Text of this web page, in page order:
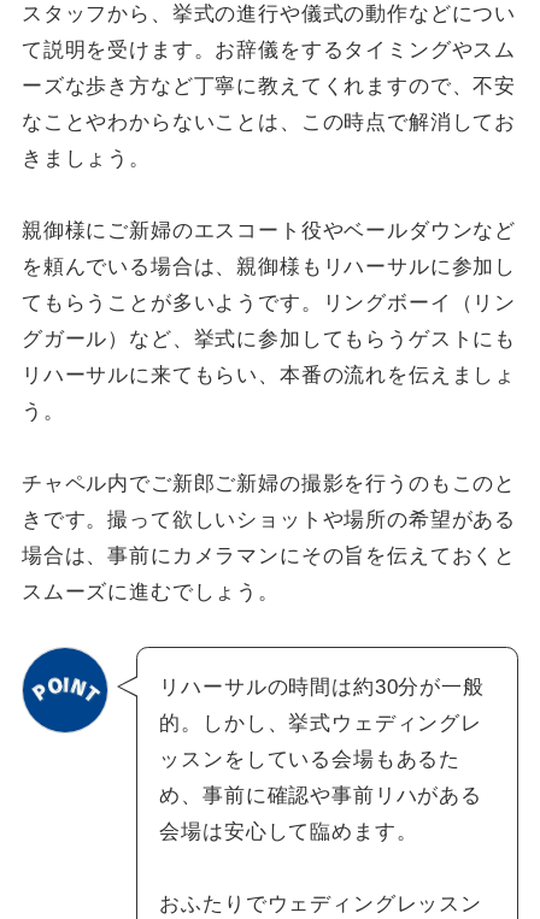
スタッフから、挙式の進行や儀式の動作などについ
て説明を受けます。お辞儀をするタイミングやスム
ーズな歩き方など丁寧に教えてくれますので、不安
なことやわからないことは、この時点で解消してお
きましょう。
親御様にご新婦のエスコート役やベールダウンなど
を頼んでいる場合は、親御様もリハーサルに参加し
てもらうことが多いようです。リングボーイ（リン
グガール）など、挙式に参加してもらうゲストにも
リハーサルに来てもらい、本番の流れを伝えましょ
う。
チャペル内でご新郎ご新婦の撮影を行うのもこのと
きです。撮って欲しいショットや場所の希望がある
場合は、事前にカメラマンにその旨を伝えておくと
スムーズに進むでしょう。
リハーサルの時間は約30分が一般
的。しかし、挙式ウェディングレ
ッスンをしている会場もあるた
め、事前に確認や事前リハがある
会場は安心して臨めます。
おふたりでウェディングレッスン